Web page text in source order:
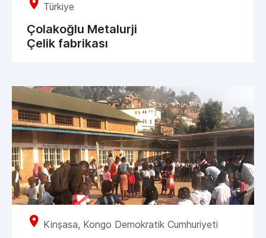
Türkiye
Çolakoğlu Metalurji
Çelik fabrikası
Kinşasa, Kongo Demokratik Cumhuriyeti